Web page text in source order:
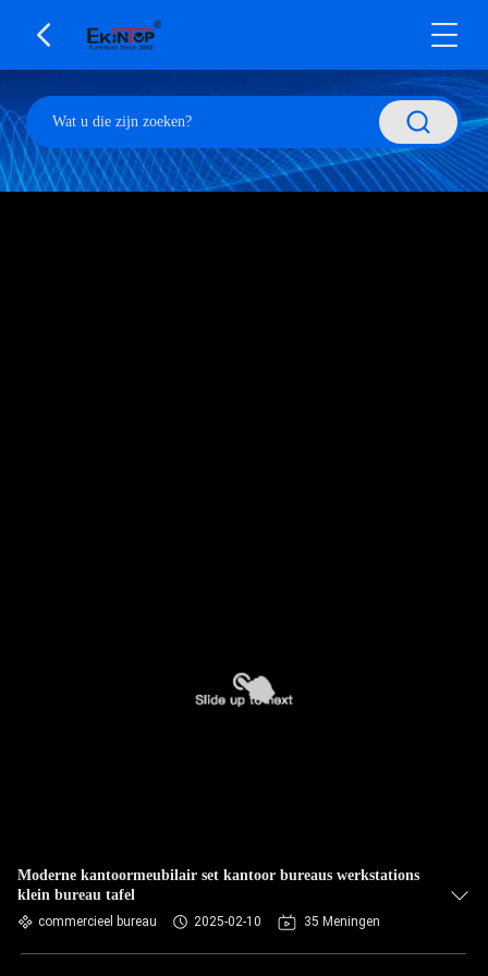
Moderne kantoormeubilair set kantoor bureaus werkstations
klein bureau tafel
commercieel bureau 2025-02-10 35 Meningen